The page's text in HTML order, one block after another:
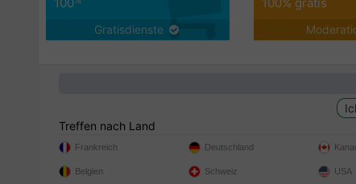
Gratisdienste
Treffen nach Land
Frankreich
Belgien
Deutschland
Schweiz USA